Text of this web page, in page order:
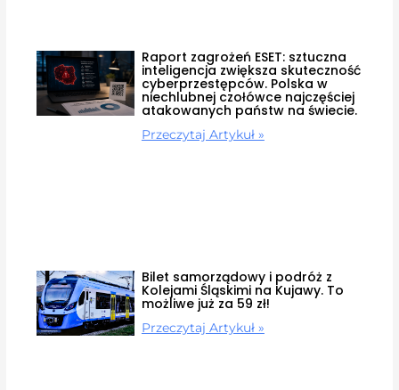
Raport zagrożeń ESET: sztuczna
inteligencja zwiększa skuteczność
cyberprzestępców. Polska w
niechlubnej czołówce najczęściej
atakowanych państw na świecie.
Przeczytaj Artykuł »
Bilet samorządowy i podróż z
Kolejami Śląskimi na Kujawy. To
możliwe już za 59 zł!
Przeczytaj Artykuł »